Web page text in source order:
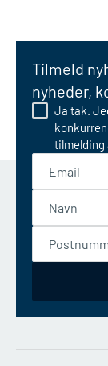
Tilmeld
nyheder,
Ja tak.
tilmelding